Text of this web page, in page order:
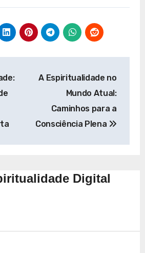
A Espiritualidade no
Mundo Atual:
Caminhos para a
Consciência Plena
Digital
Conexão e